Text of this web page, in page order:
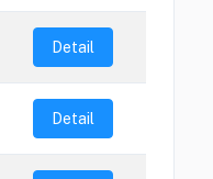
Detail
Detail